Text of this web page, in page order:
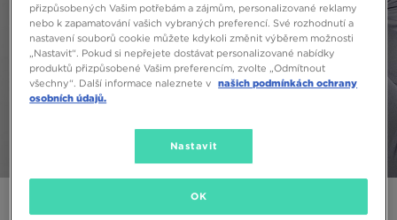
přizpůsobených Vašim potřebám a zájmům, personalizované reklamy
nebo k zapamatování vašich vybraných preferencí. Své rozhodnutí a
nastavení souborů cookie můžete kdykoli změnit výběrem možnosti
„Nastavit“. Pokud si nepřejete dostávat personalizované nabídky
produktů přizpůsobené Vašim preferencím, zvolte „Odmítnout
všechny“. Další informace naleznete v našich podmínkách ochrany
osobních údajů.
Nastavit
OK